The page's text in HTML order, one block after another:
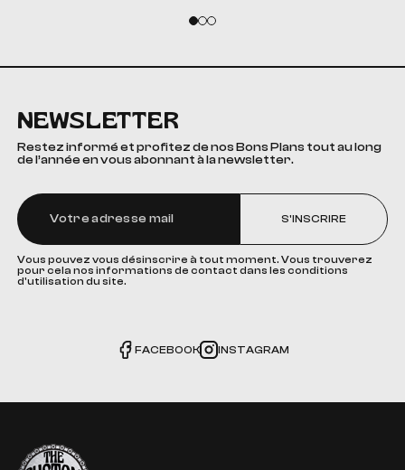
NEWSLETTER
Restez informé et profitez de nos Bons Plans tout au long
de l’année en vous abonnant à la newsletter.
S'INSCRIRE
Vous pouvez vous désinscrire à tout moment. Vous trouverez
pour cela nos informations de contact dans les conditions
d'utilisation du site.
FACEBOOK INSTAGRAM
The Custom Corner